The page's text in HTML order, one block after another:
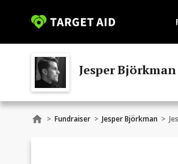
Jesper Björkman
> Fundraiser > Jesper Björkman >